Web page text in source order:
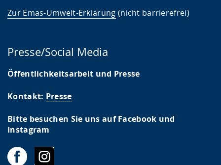
Zur Emas-Umwelt-Erklärung (nicht barrierefrei)
Presse/Social Media
Öffentlichkeitsarbeit und Presse
Kontakt: Presse
Bitte besuchen Sie uns auf Facebook und
Instagram